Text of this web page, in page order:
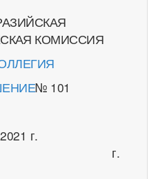
КОМИССИЯ
№ 101
2021 г.